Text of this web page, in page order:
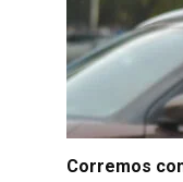
Corremos